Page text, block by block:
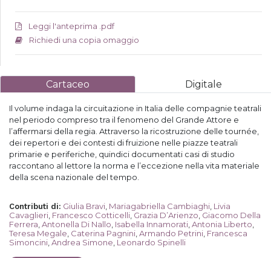
Leggi l'anteprima .pdf
Richiedi una copia omaggio
Cartaceo Digitale
Il volume indaga la circuitazione in Italia delle compagnie teatrali
nel periodo compreso tra il fenomeno del Grande Attore e
l’affermarsi della regia. Attraverso la ricostruzione delle tournée,
dei repertori e dei contesti di fruizione nelle piazze teatrali
primarie e periferiche, quindici documentati casi di studio
raccontano al lettore la norma e l’eccezione nella vita materiale
della scena nazionale del tempo.
Contributi di: Giulia Bravi Mariagabriella Cambiaghi Livia
Cavaglieri Francesco Cotticelli Grazia D’Arienzo Giacomo Della
Ferrera Antonella Di Nallo Isabella Innamorati Antonia Liberto
Teresa Megale Caterina Pagnini Armando Petrini Francesca
Simoncini Andrea Simone Leonardo Spinelli